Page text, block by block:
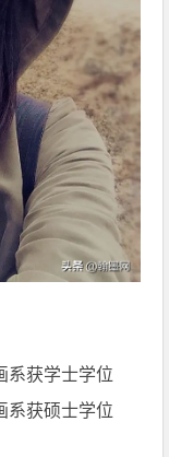
系获学士学位
系获硕士学位